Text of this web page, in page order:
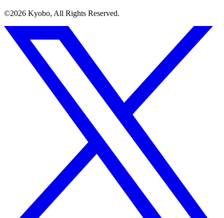
©︎2026 Kyobo, All Rights Reserved.